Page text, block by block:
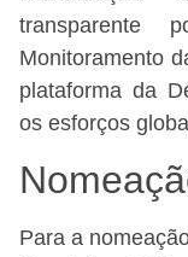
transparente
Monitoramento
plataforma da
os esforços
Para a